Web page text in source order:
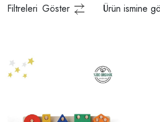
Filtreleri Göster Ürün ismine